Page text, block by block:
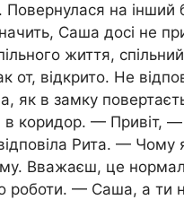
на інший
Саша досі не
життя,
відкрито. Не
як в замку
в коридор. — Привіт,
Рита. — Чому
Вважаєш, це
роботи. — Саша, а ти